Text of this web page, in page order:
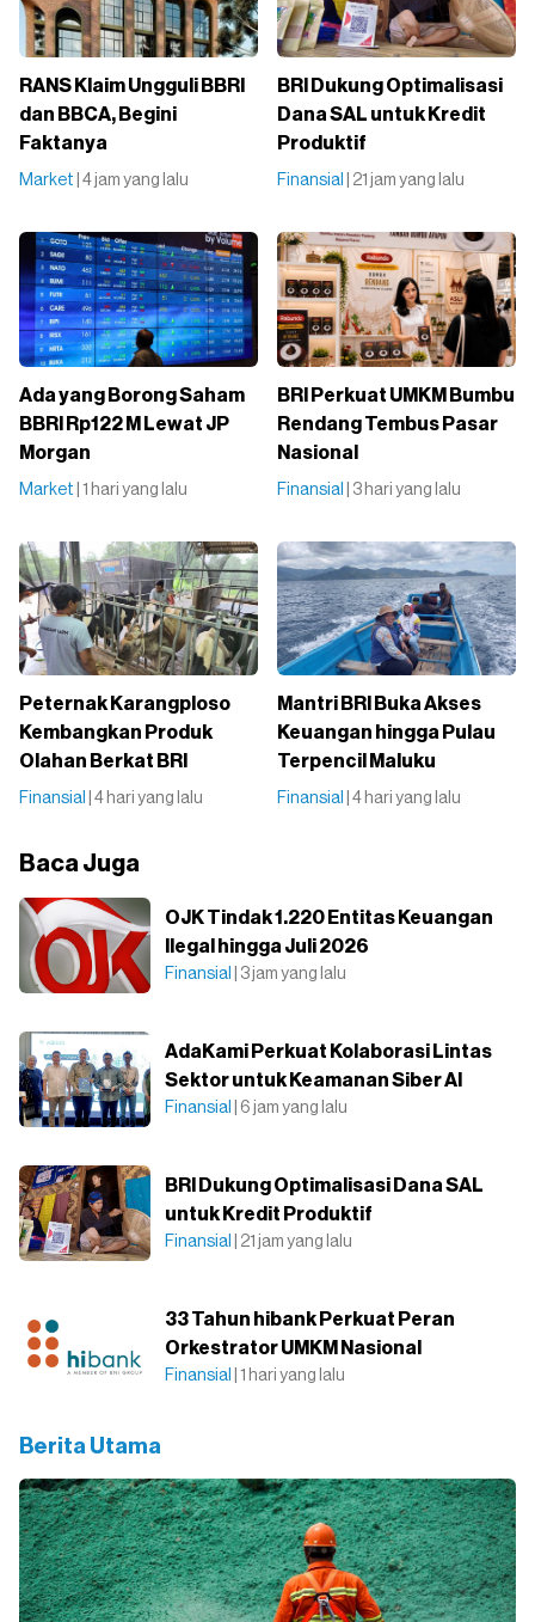
RANS Klaim Ungguli BBRI
dan BBCA, Begini
Faktanya
Market | 4 jam yang lalu
BRI Dukung Optimalisasi
Dana SAL untuk Kredit
Produktif
Finansial | 21 jam yang lalu
Ada yang Borong Saham
BBRI Rp122 M Lewat JP
Morgan
Market | 1 hari yang lalu
BRI Perkuat UMKM Bumbu
Rendang Tembus Pasar
Nasional
Finansial | 3 hari yang lalu
Peternak Karangploso
Kembangkan Produk
Olahan Berkat BRI
Finansial | 4 hari yang lalu
Mantri BRI Buka Akses
Keuangan hingga Pulau
Terpencil Maluku
Finansial | 4 hari yang lalu
Baca Juga
OJK Tindak 1.220 Entitas Keuangan
Ilegal hingga Juli 2026
Finansial | 3 jam yang lalu
AdaKami Perkuat Kolaborasi Lintas
Sektor untuk Keamanan Siber AI
Finansial | 6 jam yang lalu
BRI Dukung Optimalisasi Dana SAL
untuk Kredit Produktif
Finansial | 21 jam yang lalu
33 Tahun hibank Perkuat Peran
Orkestrator UMKM Nasional
Finansial | 1 hari yang lalu
Berita Utama